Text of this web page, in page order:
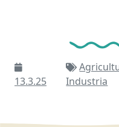
13.3.25
Industria